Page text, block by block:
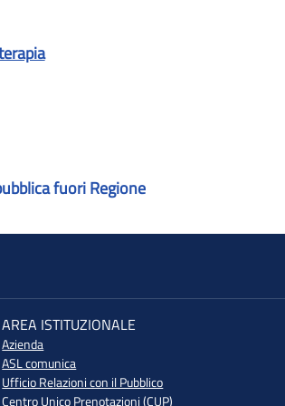
fuori Regione
AREA ISTITUZIONALE
Azienda
ASL comunica
Ufficio Relazioni con il Pubblico
Centro Unico Prenotazioni (CUP)